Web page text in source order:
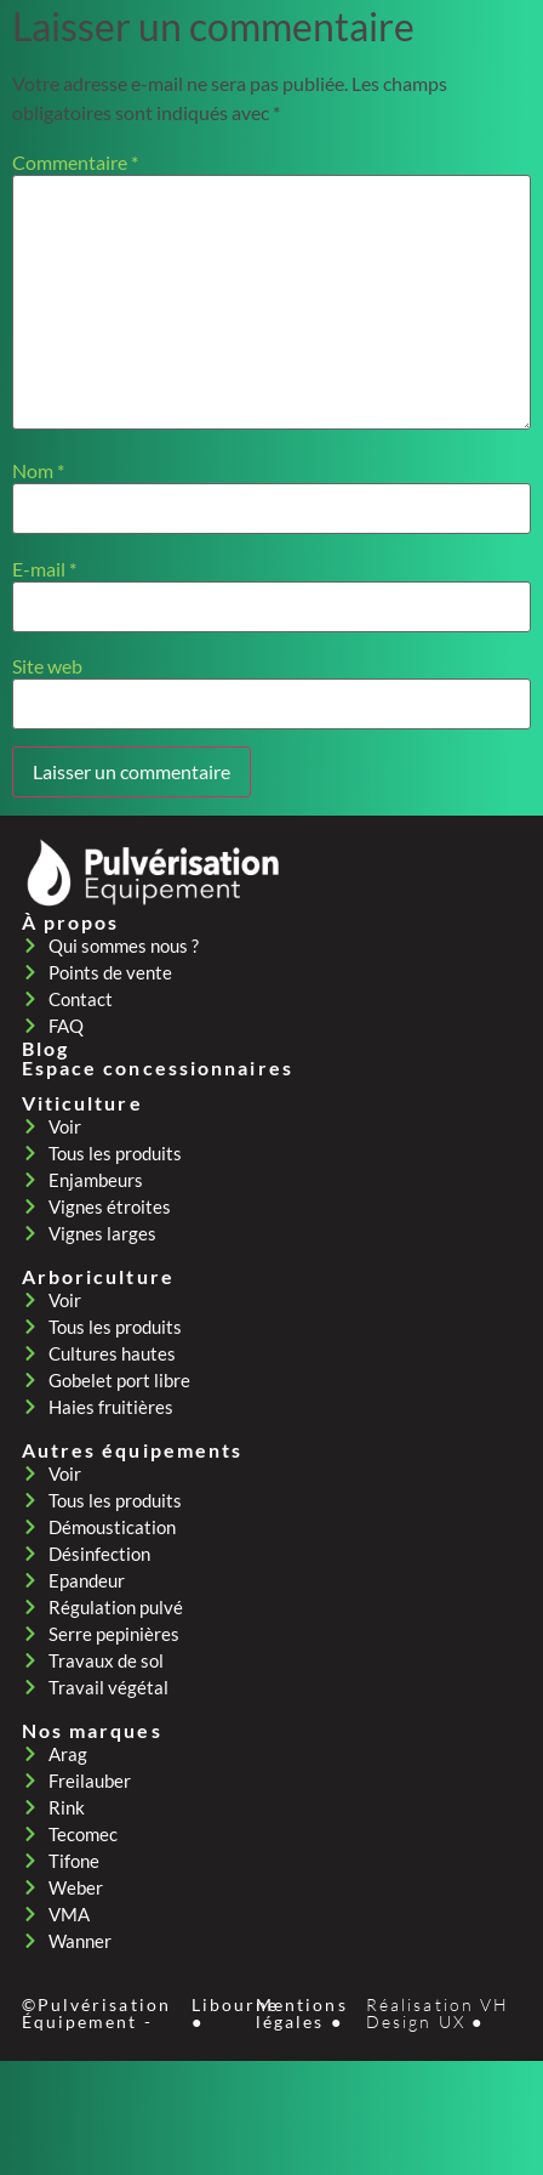
Laisser un commentaire
Votre adresse e-mail ne sera pas publiée. Les champs
obligatoires sont indiqués avec *
Commentaire *
Nom *
E-mail *
Site web
À propos
Qui sommes nous ?
Points de vente
Contact
FAQ
Blog
Espace concessionnaires
Viticulture
Voir
Tous les produits
Enjambeurs
Vignes étroites
Vignes larges
Arboriculture
Voir
Tous les produits
Cultures hautes
Gobelet port libre
Haies fruitières
Autres équipements
Voir
Tous les produits
Démoustication
Désinfection
Epandeur
Régulation pulvé
Serre pepinières
Travaux de sol
Travail végétal
Nos marques
Arag
Freilauber
Rink
Tecomec
Tifone
Weber
VMA
Wanner
©Pulvérisation
Équipement -
Libourne
●
Mentions
légales ●
Réalisation VH
Design UX ●